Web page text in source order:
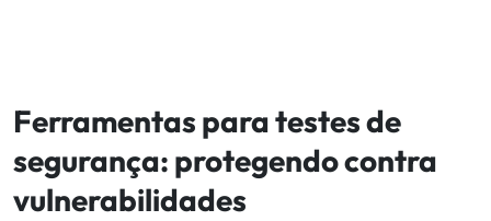
Ferramentas para testes de
segurança: protegendo contra
vulnerabilidades